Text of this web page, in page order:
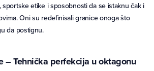
etike i sposobnosti da se istaknu čak i
Oni su redefinisali granice onoga što
da postignu.
– Tehnička perfekcija u oktagonu